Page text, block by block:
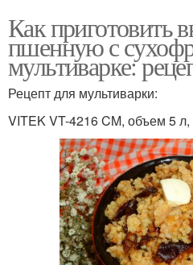
Как приготовить
пшенную с
мультиварке:
Рецепт для мультиварки:
VITEK VT-4216 CM, объем 5